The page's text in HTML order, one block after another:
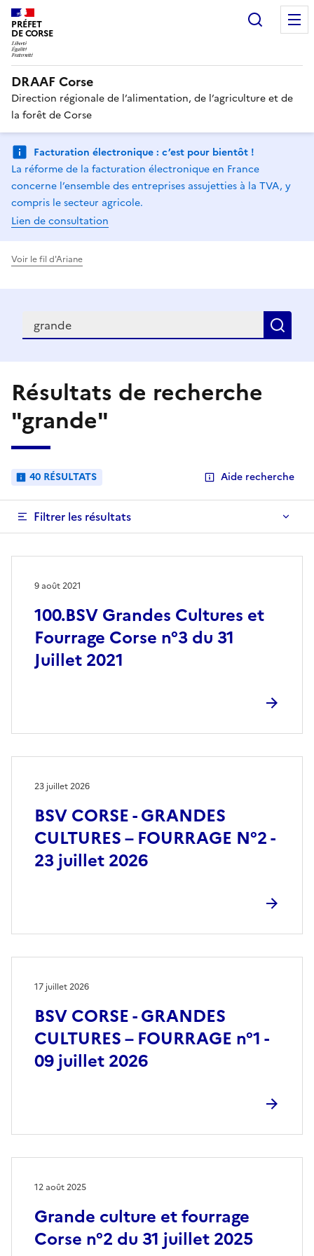
PRÉFET
DE CORSE
DRAAF Corse
Direction régionale de l’alimentation, de l’agriculture et de
la forêt de Corse
Facturation électronique : c’est pour bientôt !
La réforme de la facturation électronique en France
concerne l’ensemble des entreprises assujetties à la TVA, y
compris le secteur agricole.
Lien de consultation
Voir le fil d'Ariane
Recherche
Résultats de recherche
"grande"
40 RÉSULTATS Aide recherche
Filtrer les résultats
100.BSV Grandes Cultures et
Fourrage Corse n°3 du 31
Juillet 2021
9 août 2021
BSV CORSE - GRANDES
CULTURES – FOURRAGE N°2 -
23 juillet 2026
23 juillet 2026
BSV CORSE - GRANDES
CULTURES – FOURRAGE n°1 -
09 juillet 2026
17 juillet 2026
Grande culture et fourrage
Corse n°2 du 31 juillet 2025
12 août 2025